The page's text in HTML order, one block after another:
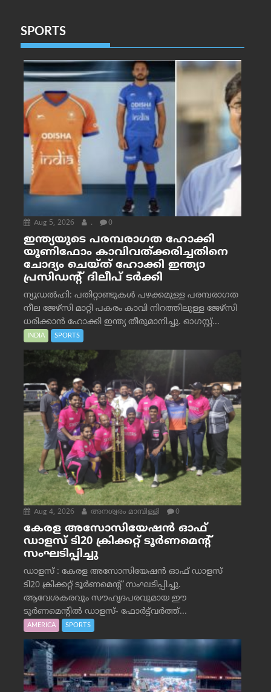
SPORTS
Aug 5, 2026 . 0
ഇന്ത്യയുടെ പരമ്പരാഗത ഹോക്കി
യൂണിഫോം കാവിവത്ക്കരിച്ചതിനെ
ചോദ്യം ചെയ്ത് ഹോക്കി ഇന്ത്യാ
പ്രസിഡന്റ് ദിലീപ് ടര്‍ക്കി
ന്യൂഡൽഹി: പതിറ്റാണ്ടുകൾ പഴക്കമുള്ള പരമ്പരാഗത
നീല ജേഴ്‌സി മാറ്റി പകരം കാവി നിറത്തിലുള്ള ജേഴ്‌സി
ധരിക്കാൻ ഹോക്കി ഇന്ത്യ തീരുമാനിച്ചു. ഓഗസ്റ്റ്...
INDIA SPORTS
Aug 4, 2026 അനശ്വരം മാമ്പിള്ളി 0
കേരള അസോസിയേഷൻ ഓഫ്
ഡാളസ് ടി20 ക്രിക്കറ്റ് ടൂർണമെന്റ്
സംഘടിപ്പിച്ചു
ഡാളസ് : കേരള അസോസിയേഷൻ ഓഫ് ഡാളസ്
ടി20 ക്രിക്കറ്റ് ടൂർണമെന്റ് സംഘടിപ്പിച്ചു.
ആവേശകരവും സൗഹൃദപരവുമായ ഈ
ടൂർണമെന്റിൽ ഡാളസ്- ഫോർട്ട്‌വര്‍ത്ത്...
AMERICA SPORTS